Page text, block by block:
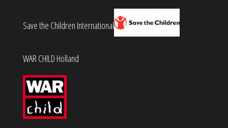
Save the Children International
WAR CHILD Holland